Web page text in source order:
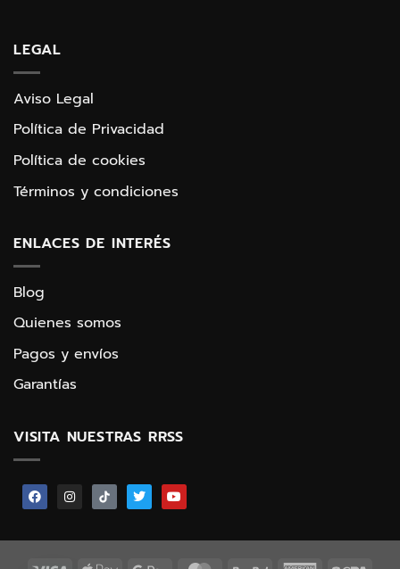
LEGAL
Aviso Legal
Política de Privacidad
Política de cookies
Términos y condiciones
ENLACES DE INTERÉS
Blog
Quienes somos
Pagos y envíos
Garantías
VISITA NUESTRAS RRSS